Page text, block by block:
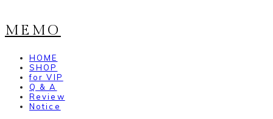
MEMO
HOME
SHOP
for VIP
Q & A
Review
Notice